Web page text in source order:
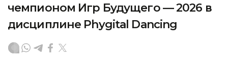
чемпионом Игр Будущего — 2026 в
дисциплине Phygital Dancing